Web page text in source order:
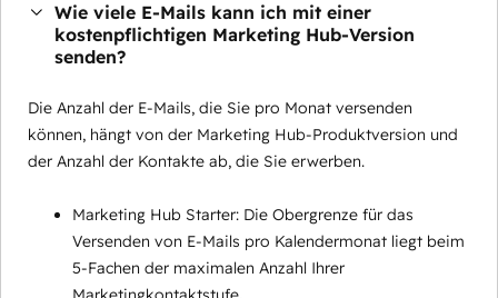
Wie viele E-Mails kann ich mit einer
kostenpflichtigen Marketing Hub-Version
senden?
Die Anzahl der E-Mails, die Sie pro Monat versenden
können, hängt von der Marketing Hub-Produktversion und
der Anzahl der Kontakte ab, die Sie erwerben.
Marketing Hub Starter: Die Obergrenze für das
Versenden von E-Mails pro Kalendermonat liegt beim
5-Fachen der maximalen Anzahl Ihrer